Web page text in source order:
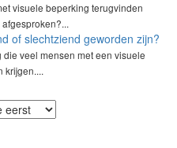
visuele beperking terugvinden
of slechtziend geworden zijn?
die veel mensen met een visuele
krijgen....